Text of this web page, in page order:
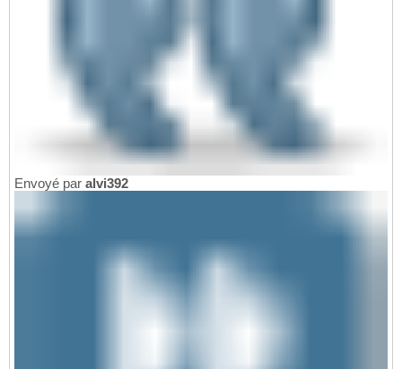
Envoyé par alvi392